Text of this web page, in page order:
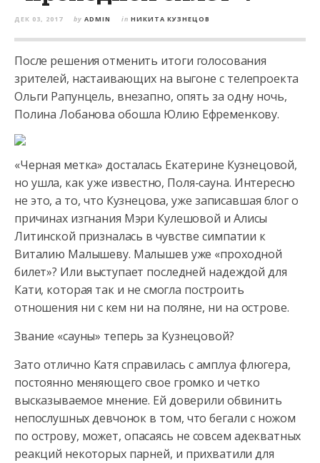
ДЕК 03, 2017 by ADMIN in НИКИТА КУЗНЕЦОВ
После решения отменить итоги голосования
зрителей, настаивающих на выгоне с телепроекта
Ольги Рапунцель, внезапно, опять за одну ночь,
Полина Лобанова обошла Юлию Ефременкову.
«Черная метка» досталась Екатерине Кузнецовой,
но ушла, как уже известно, Поля-сауна. Интересно
не это, а то, что Кузнецова, уже записавшая блог о
причинах изгнания Мэри Кулешовой и Алисы
Литинской призналась в чувстве симпатии к
Виталию Малышеву. Малышев уже «проходной
билет»? Или выступает последней надеждой для
Кати, которая так и не смогла построить
отношения ни с кем ни на поляне, ни на острове.
Звание «сауны» теперь за Кузнецовой?
Зато отлично Катя справилась с амплуа флюгера,
постоянно меняющего свое громко и четко
высказываемое мнение. Ей доверили обвинить
непослушных девчонок в том, что бегали с ножом
по острову, может, опасаясь не совсем адекватных
реакций некоторых парней, и прихватили для